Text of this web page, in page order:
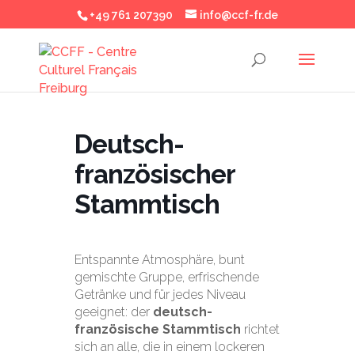
+49 761 207390 info@ccf-fr.de
Deutsch-
französischer
Stammtisch
Entspannte Atmosphäre, bunt
gemischte Gruppe, erfrischende
Getränke und für jedes Niveau
geeignet: der deutsch-
französische Stammtisch richtet
sich an alle, die in einem lockeren